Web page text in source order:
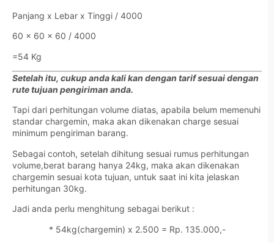
Panjang x Lebar x Tinggi / 4000
60 x 60 x 60 / 4000
=54 Kg
Setelah itu, cukup anda kali kan dengan tarif sesuai dengan
rute tujuan pengiriman anda.
Tapi dari perhitungan volume diatas, apabila belum memenuhi
standar chargemin, maka akan dikenakan charge sesuai
minimum pengiriman barang.
Sebagai contoh, setelah dihitung sesuai rumus perhitungan
volume,berat barang hanya 24kg, maka akan dikenakan
chargemin sesuai kota tujuan, untuk saat ini kita jelaskan
perhitungan 30kg.
Jadi anda perlu menghitung sebagai berikut :
* 54kg(chargemin) x 2.500 = Rp. 135.000,-